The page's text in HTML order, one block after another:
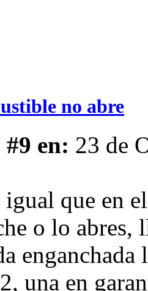
no abre
#9 en: 23 de
igual que en
o lo
una en